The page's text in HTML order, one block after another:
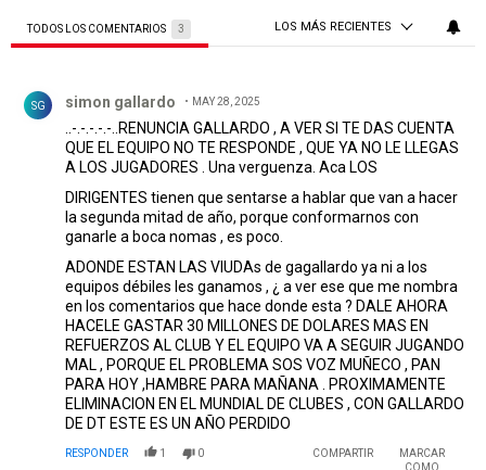
TODOS LOS COMENTARIOS 3 LOS MÁS RECIENTES
SG simon gallardo MAY 28, 2025
..-.-.-.-.-..RENUNCIA GALLARDO , A VER SI TE DAS CUENTA
QUE EL EQUIPO NO TE RESPONDE , QUE YA NO LE LLEGAS
A LOS JUGADORES . Una verguenza. Aca LOS
DIRIGENTES tienen que sentarse a hablar que van a hacer
la segunda mitad de año, porque conformarnos con
ganarle a boca nomas , es poco.
ADONDE ESTAN LAS VIUDAs de gagallardo ya ni a los
equipos débiles les ganamos , ¿ a ver ese que me nombra
en los comentarios que hace donde esta ? DALE AHORA
HACELE GASTAR 30 MILLONES DE DOLARES MAS EN
REFUERZOS AL CLUB Y EL EQUIPO VA A SEGUIR JUGANDO
MAL , PORQUE EL PROBLEMA SOS VOZ MUÑECO , PAN
PARA HOY ,HAMBRE PARA MAÑANA . PROXIMAMENTE
ELIMINACION EN EL MUNDIAL DE CLUBES , CON GALLARDO
DE DT ESTE ES UN AÑO PERDIDO
RESPONDER 1 0 COMPARTIR
MARCAR